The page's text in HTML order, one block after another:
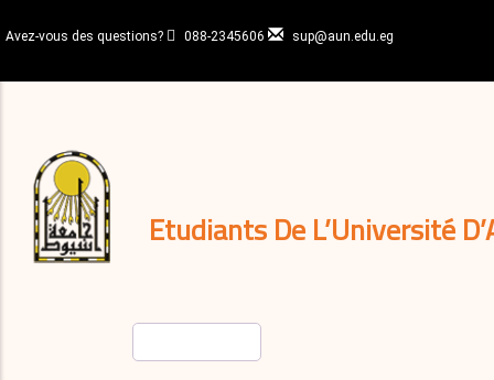
au
principal
Avez-vous des questions? 088-2345606 sup@aun.edu.eg
Etudiants De L’Université
décisions
Expatriés
Journal